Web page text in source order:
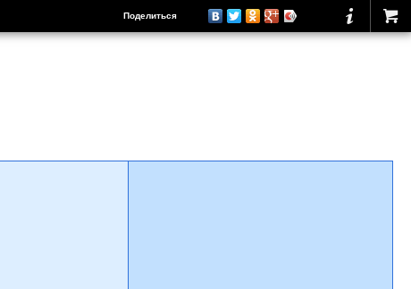
Поделиться